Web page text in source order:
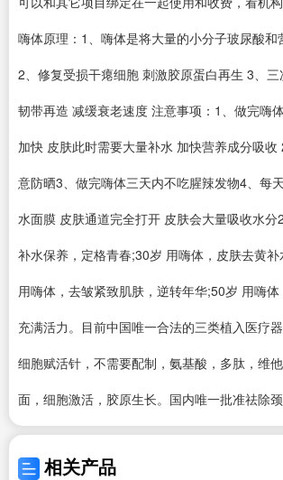
嗨体原理：1、嗨体是将大量的小分子玻尿酸和
2、修复受损干瘪细胞 刺激胶原蛋白再生 3、
韧带再造 减缓衰老速度 注意事项：1、做完嗨
加快 皮肤此时需要大量补水 加快营养成分吸收
意防晒3、做完嗨体三天内不吃腥辣发物4、每
水面膜 皮肤通道完全打开 皮肤会大量吸收水分
补水保养，定格青春;30岁 用嗨体，皮肤去黄
用嗨体，去皱紧致肌肤，逆转年华;50岁 用嗨体
充满活力。目前中国唯一合法的三类植入医疗
细胞赋活针，不需要配制，氨基酸，多肽，维
面，细胞激活，胶原生长。国内唯一批准祛除颈
相关产品